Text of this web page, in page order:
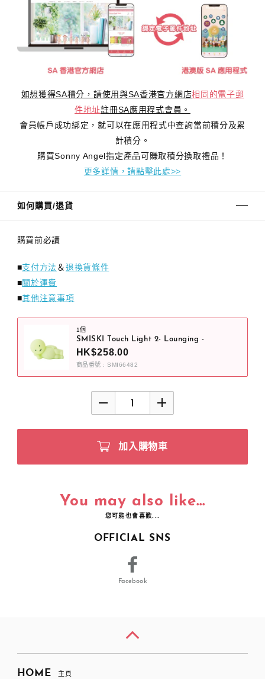
如想獲得SA積分，請使用與SA香港官方網店相同的電子郵
件地址註冊SA應用程式會員。
會員帳戶成功綁定，就可以在應用程式中查詢當前積分及累
計積分。
購買Sonny Angel指定產品可賺取積分換取禮品！
更多詳情，請點擊此處>>
如何購買/退貨
購買前必讀
■支付方法＆退換貨條件
■關於運費
■其他注意事項
1個
SMISKI Touch Light 2- Lounging -
HK$258.00
商品番號 : SMI66482
加入購物車
You may also like...
您可能也會喜歡...
OFFICIAL SNS
Facebook
HOME 主頁